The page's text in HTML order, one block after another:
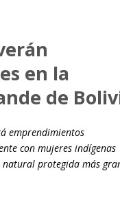
en la
de
emprendimientos
con mujeres indígenas
natural protegida más